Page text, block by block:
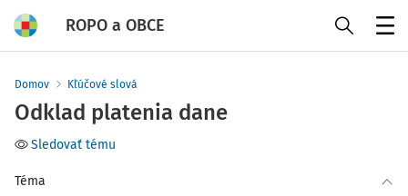
ROPO a OBCE
Domov Kľúčové slová
Odklad platenia dane
Sledovať tému
Téma